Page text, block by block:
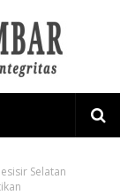
Selatan